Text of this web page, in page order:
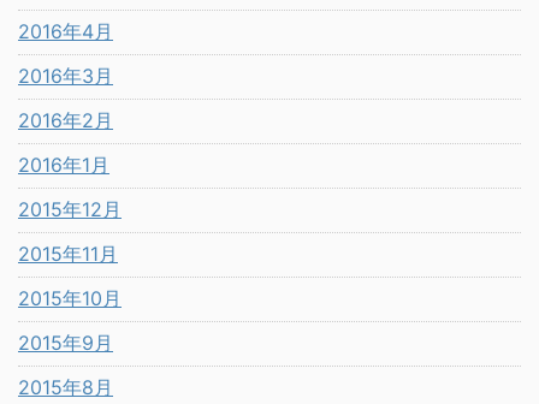
2016年4月
2016年3月
2016年2月
2016年1月
2015年12月
2015年11月
2015年10月
2015年9月
2015年8月